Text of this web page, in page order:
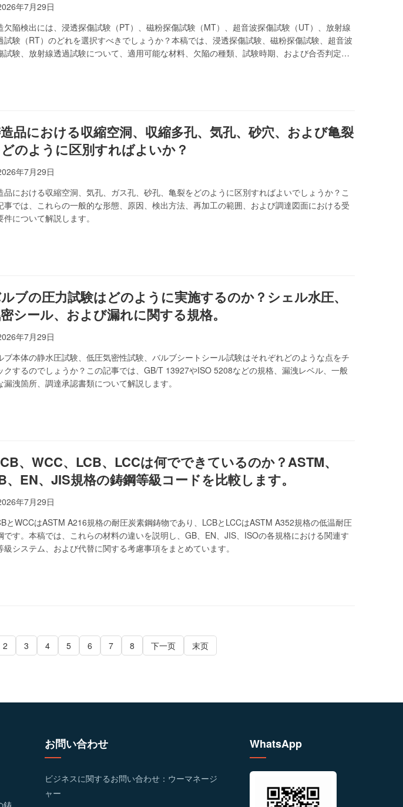
年7月29日
欠陥検出には、浸透探傷試験（PT）、磁粉探傷試験（MT）、超音波探傷試験（UT）、放射線
試験（RT）のどれを選択すべきでしょうか？本稿では、浸透探傷試験、磁粉探傷試験、超音波
試験、放射線透過試験について、適用可能な材料、欠陥の種類、試験時期、および合否判定基
品における収縮空洞、収縮多孔、気孔、砂穴、および亀裂
のように区別すればよいか？
年7月29日
品における収縮空洞、気孔、ガス孔、砂孔、亀裂をどのように区別すればよいでしょうか？こ
事では、これらの一般的な形態、原因、検出方法、再加工の範囲、および調達図面における受
件について解説します。
ブの圧力試験はどのように実施するのか？シェル水圧、
シール、および漏れに関する規格。
年7月29日
ブ本体の静水圧試験、低圧気密性試験、バルブシートシール試験はそれぞれどのような点をチ
クするのでしょうか？この記事では、GB/T 13927やISO 5208などの規格、漏洩レベル、一般
漏洩箇所、調達承認書類について解説します。
、WCC、LCB、LCCは何でできているのか？ASTM、
、EN、JIS規格の鋳鋼等級コードを比較します。
年7月29日
とWCCはASTM A216規格の耐圧炭素鋼鋳物であり、LCBとLCCはASTM A352規格の低温耐圧
です。本稿では、これらの材料の違いを説明し、GB、EN、JIS、ISOの各規格における関連す
級システム、および代替に関する考慮事項をまとめています。
2 3 4 5 6 7 8 下一页 末页
鋳
お問い合わせ
ビジネスに関するお問い合わせ：ウーマネージ
ャー
WhatsApp